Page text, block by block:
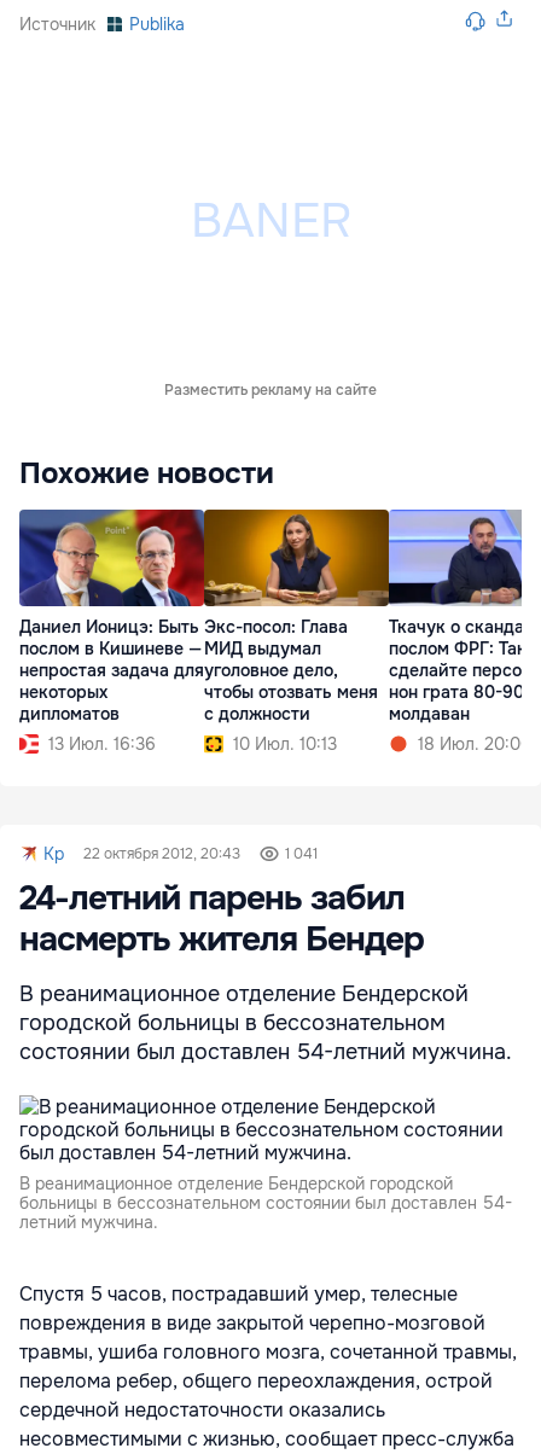
Источник Publika
Разместить рекламу на сайте
Похожие новости
Даниел Ионицэ: Быть
послом в Кишиневе —
непростая задача для
некоторых
дипломатов
13 Июл. 16:36
Экс-посол: Глава
МИД выдумал
уголовное дело,
чтобы отозвать меня
с должности
10 Июл. 10:13
Ткачук о
послом ФРГ: Так
сделайте
нон грата 80-90%
молдаван
18 Июл. 20:00
Kp 22 октября 2012, 20:43 1 041
24-летний парень забил
насмерть жителя Бендер
В реанимационное отделение Бендерской
городской больницы в бессознательном
состоянии был доставлен 54-летний мужчина.
В реанимационное отделение Бендерской городской
больницы в бессознательном состоянии был доставлен 54-
летний мужчина.
Спустя 5 часов, пострадавший умер, телесные
повреждения в виде закрытой черепно-мозговой
травмы, ушиба головного мозга, сочетанной травмы,
перелома ребер, общего переохлаждения, острой
сердечной недостаточности оказались
несовместимыми с жизнью, сообщает пресс-служба